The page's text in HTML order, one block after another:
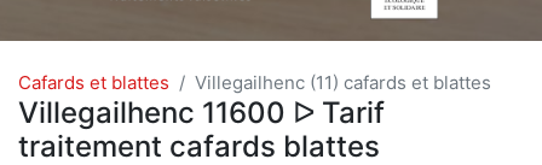
Cafards et blattes Villegailhenc (11) cafards et blattes
Villegailhenc 11600 ᐅ Tarif
traitement cafards blattes